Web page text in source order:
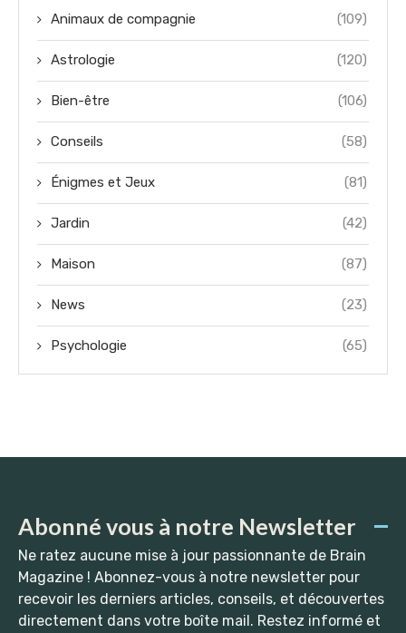
Animaux de compagnie (109)
Astrologie (120)
Bien-être (106)
Conseils (58)
Énigmes et Jeux (81)
Jardin (42)
Maison (87)
News (23)
Psychologie (65)
Abonné vous à notre Newsletter
Ne ratez aucune mise à jour passionnante de Brain
Magazine ! Abonnez-vous à notre newsletter pour
recevoir les derniers articles, conseils, et découvertes
directement dans votre boîte mail. Restez informé et